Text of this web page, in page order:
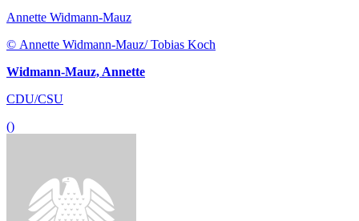
Widmann-Mauz, Annette
CDU/CSU
()
Bildinformationen